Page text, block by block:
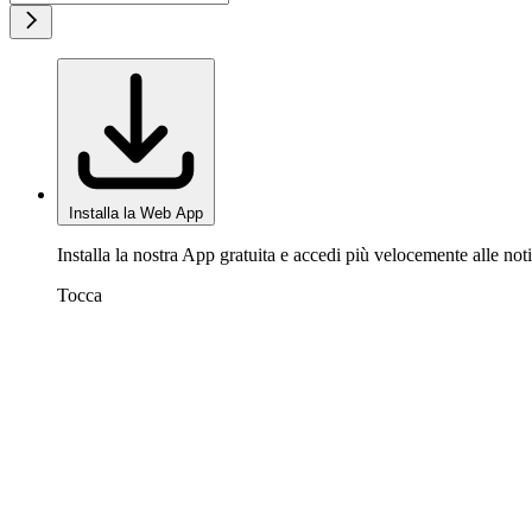
Installa la Web App
Installa la nostra App gratuita e accedi più velocemente alle
Tocca